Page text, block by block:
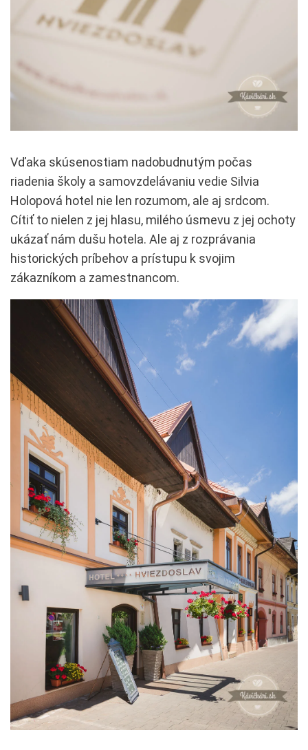
Vďaka skúsenostiam nadobudnutým počas
riadenia školy a samovzdelávaniu vedie Silvia
Holopová hotel nie len rozumom, ale aj srdcom.
Cítiť to nielen z jej hlasu, milého úsmevu z jej ochoty
ukázať nám dušu hotela. Ale aj z rozprávania
historických príbehov a prístupu k svojim
zákazníkom a zamestnancom.